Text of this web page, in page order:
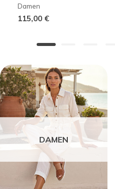
Damen
115,00 €
DAMEN